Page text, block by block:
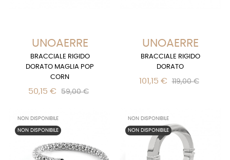
UNOAERRE
BRACCIALE RIGIDO
DORATO MAGLIA POP
CORN
50,15 € 59,00 €
UNOAERRE
BRACCIALE RIGIDO
DORATO
101,15 € 119,00 €
NON DISPONIBILE
NON DISPONIBILE
NON DISPONIBILE
NON DISPONIBILE